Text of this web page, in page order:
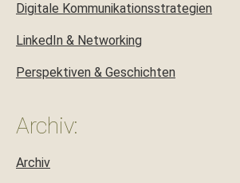
Digitale Kommunikationsstrategien
LinkedIn & Networking
Perspektiven & Geschichten
Archiv:
Archiv